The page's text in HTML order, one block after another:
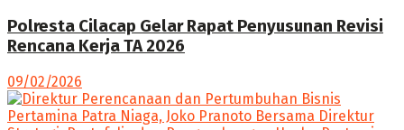
Polresta Cilacap Gelar Rapat Penyusunan Revisi
Rencana Kerja TA 2026
09/02/2026